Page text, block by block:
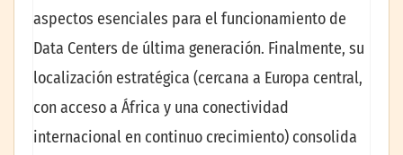
aspectos esenciales para el funcionamiento de
Data Centers de última generación. Finalmente, su
localización estratégica (cercana a Europa central,
con acceso a África y una conectividad
internacional en continuo crecimiento) consolida